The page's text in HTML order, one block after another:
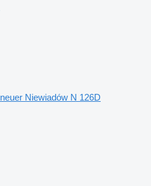
neuer Niewiadów N 126D